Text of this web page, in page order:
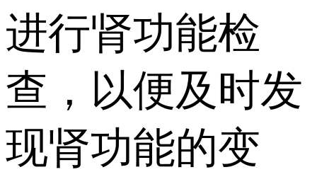
进行肾功能检
查，以便及时发
现肾功能的变